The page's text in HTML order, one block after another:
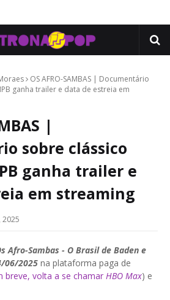
OS AFRO-SAMBAS | Documentário
ganha trailer e data de estreia em
|
sobre clássico
ganha trailer e
em streaming
2025
Afro-Sambas - O Brasil de Baden e
06/2025 na plataforma paga de
breve, volta a se chamar HBO Max) e